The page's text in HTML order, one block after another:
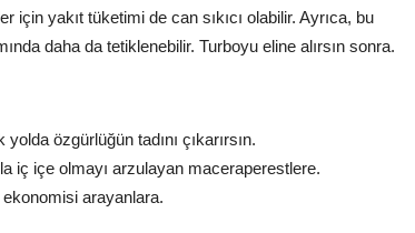
yakıt tüketimi de can sıkıcı olabilir. Ayrıca, bu
daha da tetiklenebilir. Turboyu eline alırsın sonra.
özgürlüğün tadını çıkarırsın.
iç içe olmayı arzulayan maceraperestlere.
arayanlara.